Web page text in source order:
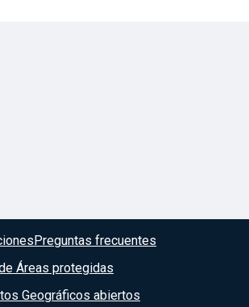
Preguntas frecuentes
Áreas protegidas
Geográficos abiertos